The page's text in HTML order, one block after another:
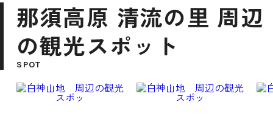
那須高原 清流の里 周辺
の観光スポット
SPOT